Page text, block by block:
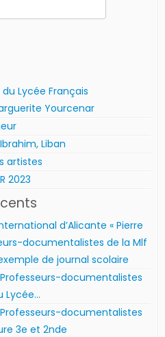
Lycée Français
Yourcenar
Liban
artistes
2023
d’Alicante « Pierre
documentalistes de la Mlf
de journal scolaire
Professeurs-documentalistes
Lycée…
Professeurs-documentalistes
3e et 2nde